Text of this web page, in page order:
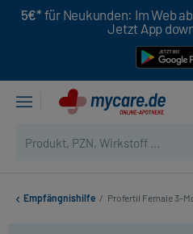
5€* für Neukunden: Im Web
Jetzt App
Empfängnishilfe / Profertil Female 3-